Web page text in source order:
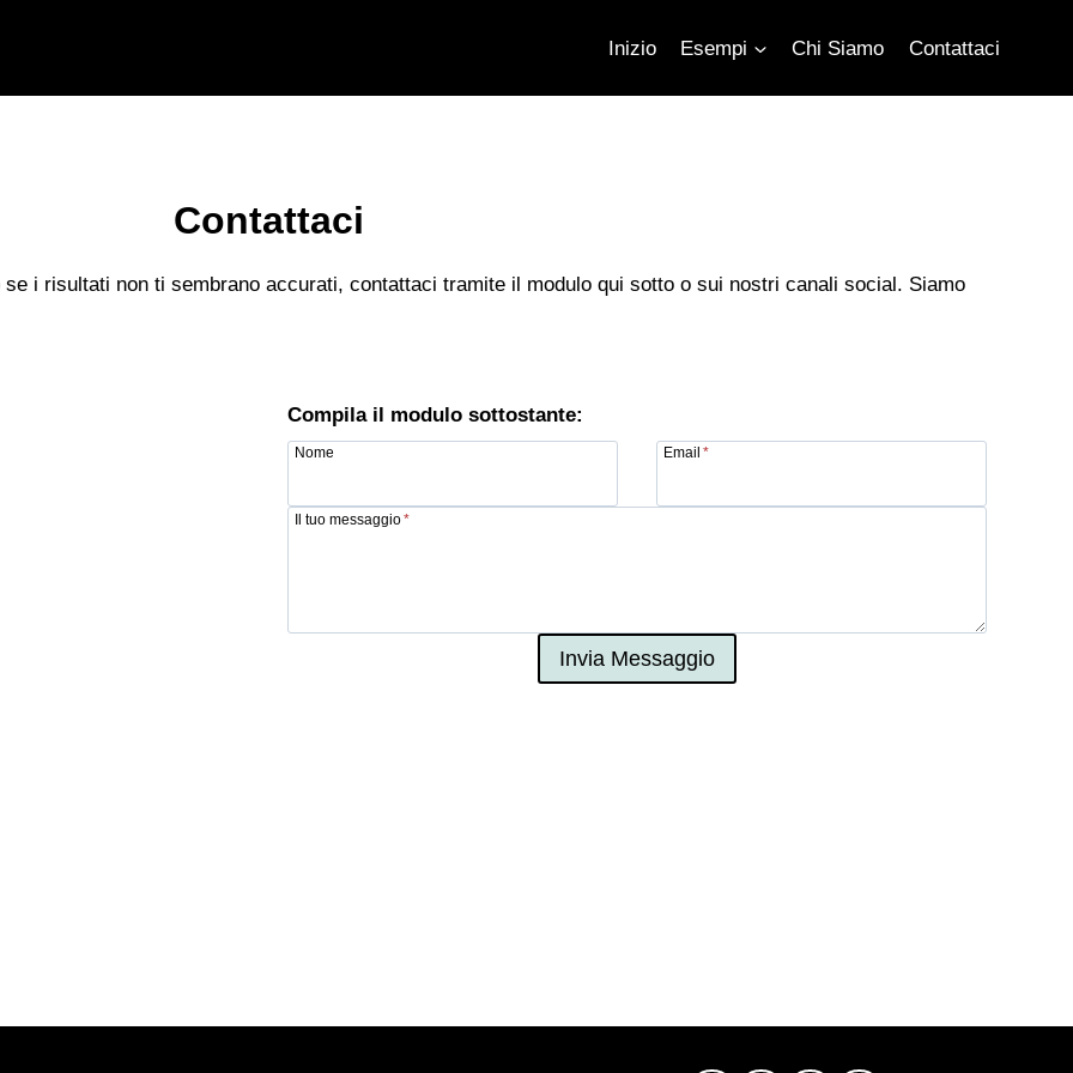
Inizio Esempi Chi Siamo Contattaci
Contattaci
i risultati non ti sembrano accurati, contattaci tramite il modulo qui sotto o sui nostri canali social. Siamo
Compila il modulo sottostante:
Nome Email *
Il tuo messaggio*
Invia Messaggio